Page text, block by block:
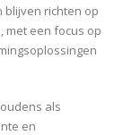
blijven richten op
met een focus op
als
en